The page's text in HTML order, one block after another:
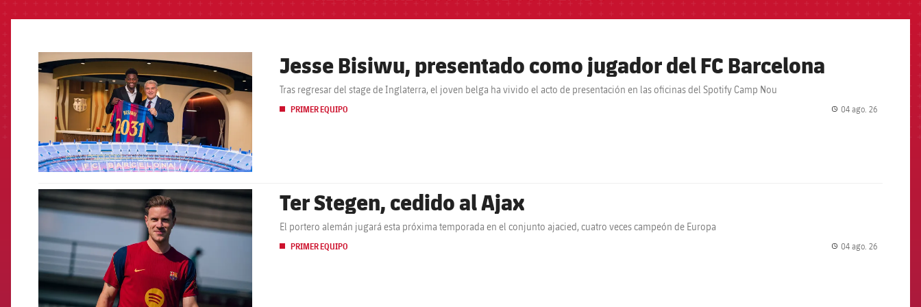
FCB Barcelona badge Jesse Bisiwu, presentado como jugador del FC Barcelona
Tras regresar del stage de Inglaterra, el joven belga ha vivido el acto de presentación en las oficinas del Spotify Camp Nou
PRIMER EQUIPO 04 ago. 26
FCB Barcelona badge Ter Stegen, cedido al Ajax
El portero alemán jugará esta próxima temporada en el conjunto ajacied, cuatro veces campeón de Europa
PRIMER EQUIPO 04 ago. 26